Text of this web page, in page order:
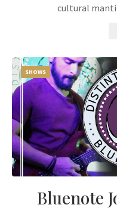
cultural
SHOWS
Bluenote